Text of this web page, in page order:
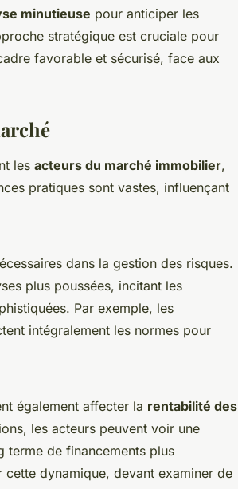
minutieuse pour anticiper les
stratégique est cruciale pour
favorable et sécurisé, face aux
les acteurs du marché immobilier,
pratiques sont vastes, influençant
dans la gestion des risques.
plus poussées, incitant les
Par exemple, les
intégralement les normes pour
également affecter la rentabilité des
les acteurs peuvent voir une
terme de financements plus
dynamique, devant examiner de